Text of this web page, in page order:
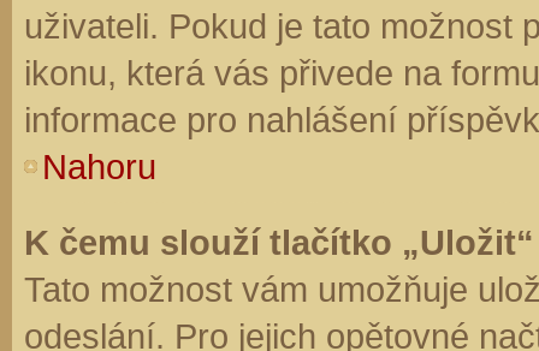
uživateli. Pokud je tato možnost
ikonu, která vás přivede na
informace pro nahlášení
Nahoru
K čemu slouží tlačítko
Tato možnost vám umožňuje
odeslání. Pro jejich opětovné